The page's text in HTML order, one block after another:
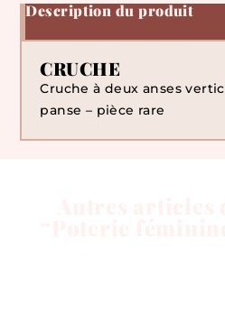
Description du produit
CRUCHE
Cruche à deux anses
panse – pièce rare